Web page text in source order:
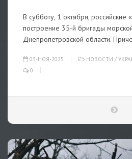
В субботу, 1 октября, российские
построение 35-й бригады
Днепропетровской области.
03-НОЯ-2025 НОВОСТИ /
0